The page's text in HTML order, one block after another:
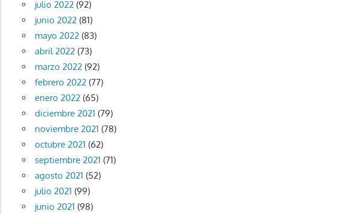
julio 2022(92)
junio 2022(81)
mayo 2022(83)
abril 2022(73)
marzo 2022(92)
febrero 2022(77)
enero 2022(65)
diciembre 2021 (79)
noviembre 2021 (78)
octubre 2021 (62)
septiembre 2021 (71)
agosto 2021 (52)
julio 2021 (99)
junio 2021 (98)